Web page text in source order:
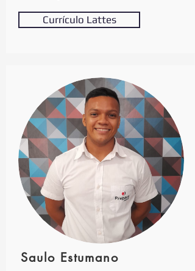
Currículo Lattes
Saulo Estumano